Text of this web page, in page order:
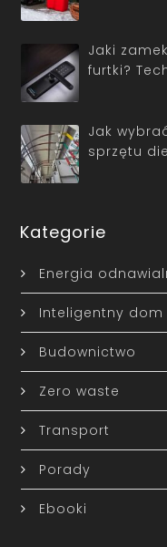
Jaki
furtki?
Jak
sprzętu
Kategorie
Energia
Inteligentny dom
Budownictwo
Zero waste
Transport
Porady
Ebooki